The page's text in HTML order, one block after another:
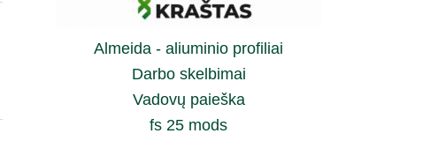
Almeida - aliuminio profiliai
Darbo skelbimai
Vadovų paieška
fs 25 mods